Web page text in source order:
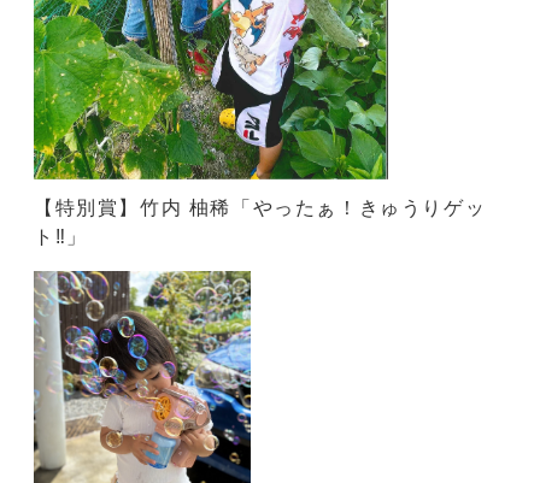
【特別賞】竹内 柚稀「やったぁ！きゅうりゲッ
ト‼」